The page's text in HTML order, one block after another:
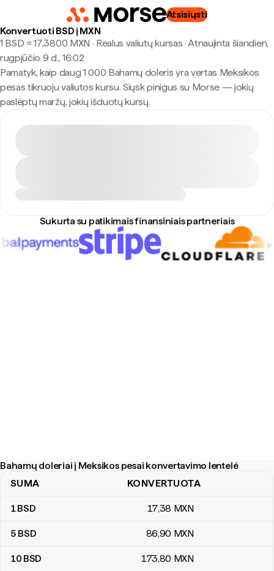
Atsisiųsti
Konvertuoti BSD į MXN
1 BSD ≈ 17,3800 MXN · Realus valiutų kursas ·Atnaujinta šiandien,
rugpjūčio 9 d., 16:02
Pamatyk, kaip daug 1 000 Bahamų doleris yra vertas Meksikos
pesas tikruoju valiutos kursu. Siųsk pinigus su Morse — jokių
paslėptų maržų, jokių išduotų kursų.
Sukurta su patikimais finansiniais partneriais
Bahamų doleriai į Meksikos pesai konvertavimo lentelė
Bahamų doleriai į Meksikos pesai konvertavimo lentelė
SUMA KONVERTUOTA
1BSD 17,38 MXN
5 BSD 86,90 MXN
10 BSD 173,80 MXN